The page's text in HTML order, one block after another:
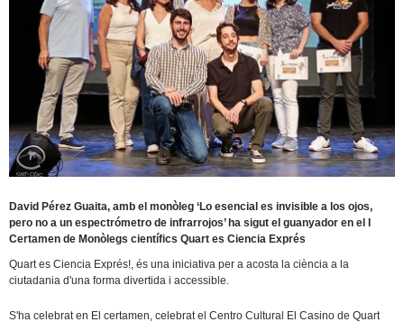
David Pérez Guaita, amb el monòleg ‘Lo esencial es invisible a los ojos,
pero no a un espectrómetro de infrarrojos’ ha sigut el guanyador en el I
Certamen de Monòlegs científics Quart es Ciencia Exprés
Quart es Ciencia Exprés!, és una iniciativa per a acosta la ciència a la
ciutadania d'una forma divertida i accessible.
S'ha celebrat en El certamen, celebrat el Centro Cultural El Casino de Quart